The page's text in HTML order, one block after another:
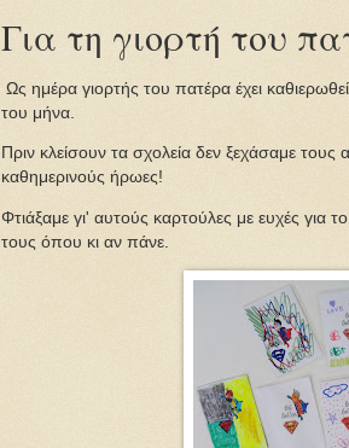
Για τη γιορτή του
Ως ημέρα γιορτής του πατέρα έχει
του μήνα.
Πριν κλείσουν τα σχολεία δεν ξεχάσαμε
καθημερινούς ήρωες!
Φτιάξαμε γι' αυτούς καρτούλες με ευχές για
τους όπου κι αν πάνε.